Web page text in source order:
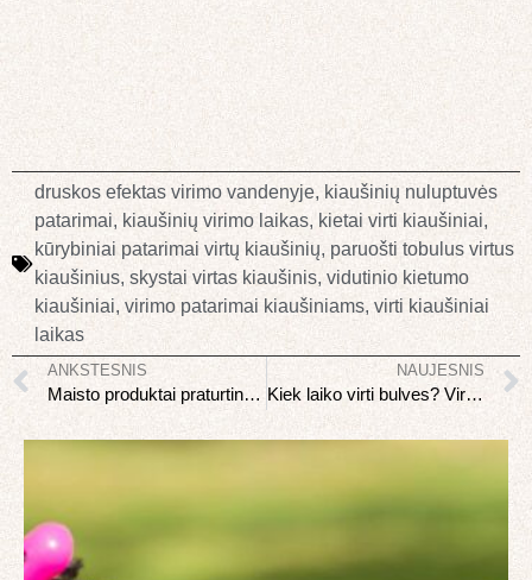
druskos efektas virimo vandenyje, kiaušinių nuluptuvės
patarimai, kiaušinių virimo laikas, kietai virti kiaušiniai,
kūrybiniai patarimai virtų kiaušinių, paruošti tobulus virtus
kiaušinius, skystai virtas kiaušinis, vidutinio kietumo
kiaušiniai, virimo patarimai kiaušiniams, virti kiaušiniai
laikas
ANKSTESNIS
Maisto produktai praturtinti baltymais: Svarba, privalumai ir iššūkiai
NAUJESNIS
Kiek laiko virti bulves? Virimo Laikas ir Patarimai